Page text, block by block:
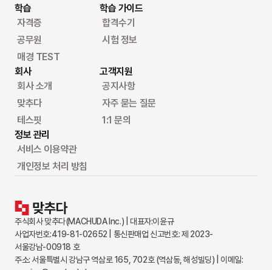
학습
자격증
공무원
매경 TEST
학습 가이드
합격수기
시험 정보
회사
회사 소개
맞추다
테스핏
고객지원
공지사항
자주 묻는 질문
1:1 문의
정보 관리
서비스 이용약관
개인정보 처리 방침
주식회사 맞추다(MACHUDA Inc.) | 대표자:이윤규
사업자번호:419-81-02652 | 통신판매업 신고번호: 제 2023-
서울강남-00918 호
주소: 서울특별시 강남구 역삼로 165, 702호 (역삼동, 해성빌딩) | 이메일: